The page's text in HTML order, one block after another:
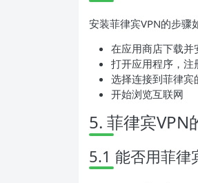
安装菲律宾VPN的步骤
在应用商店下载并
打开应用程序，注
选择连接到菲律宾
开始浏览互联网
5. 菲律宾VPN
5.1 能否用菲律